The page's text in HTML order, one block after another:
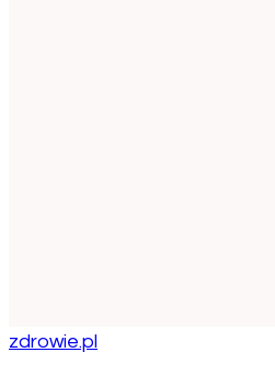
zdrowie.pl